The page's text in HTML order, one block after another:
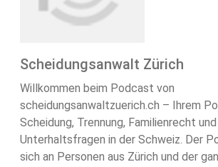
Scheidungsanwalt Zürich
Willkommen beim Podcast von
scheidungsanwaltzuerich.ch – Ihrem
Scheidung, Trennung, Familienrecht und
Unterhaltsfragen in der Schweiz. Der
sich an Personen aus Zürich und der